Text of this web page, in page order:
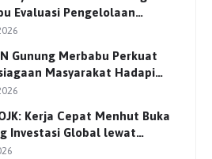
Evaluasi Pengelolaan
Pendakian Bersama Mitra
Gunung Merbabu Perkuat
Masyarakat Hadapi
Melalui Pembinaan MPA
Kerja Cepat Menhut Buka
Investasi Global lewat
Karbon